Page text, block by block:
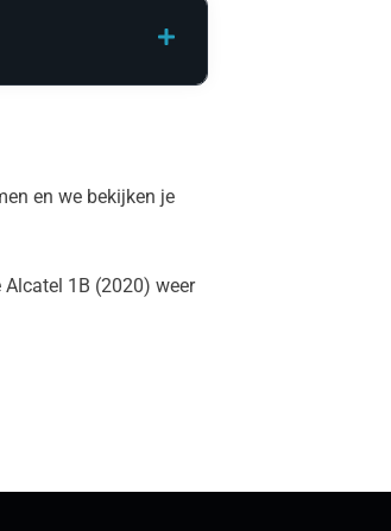
en we bekijken je
1B (2020) weer